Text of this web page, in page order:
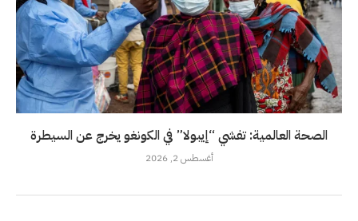
الصحة العالمية: تفشي “إيبولا” في الكونغو يخرج عن السيطرة
أغسطس 2, 2026